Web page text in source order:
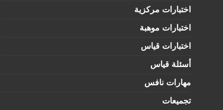
اختبارات مركزية
اختبارات موهبة
اختبارات قياس
أسئلة قياس
مهارات نافس
تجميعات